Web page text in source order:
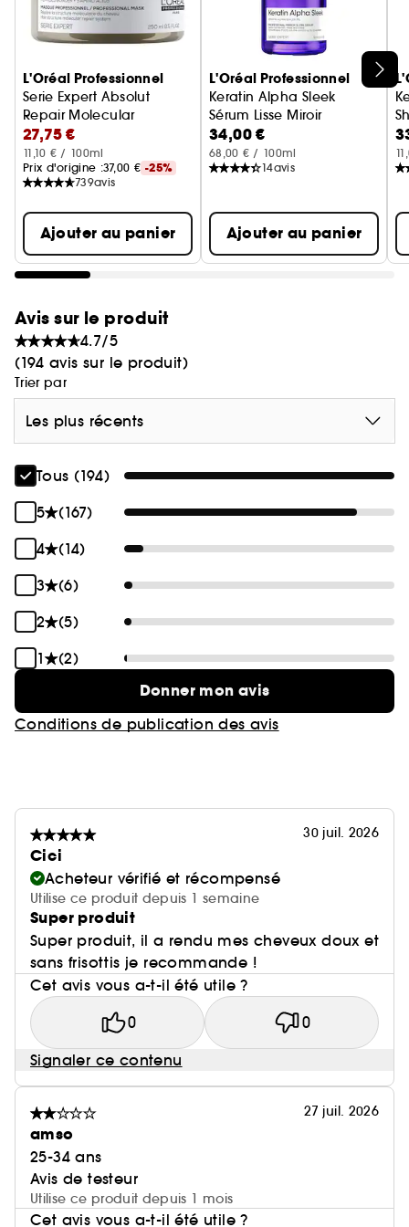
Shampoing + Soin Transformatif + Sérum Keratin
Alpha Sleek.
Ignorer le carrousel produits
L'Oréal Professionnel
Serie Expert Absolut
Repair Molecular
Masque Concentré Professionnel
27,75 €
11,10 € / 100ml
Prix d'origine :37,00 € -25%
739avis
Ajouter au panier
L'Oréal Professionnel
Keratin Alpha Sleek
Sérum Lisse Miroir
34,00 €
68,00 € / 100ml
14avis
Ajouter au panier
Avis sur le produit
4.7/5
(194 avis sur le produit)
Trier par
Les plus récents
Tous (194)
5
(167)
4
(14)
3
(6)
2
(5)
1
(2)
Donner mon avis
Conditions de publication des avis
30 juil. 2026
Cici
Acheteur vérifié et récompensé
Utilise ce produit depuis 1 semaine
Super produit
Super produit, il a rendu mes cheveux doux et
sans frisottis je recommande !
Cet avis vous a-t-il été utile ?
0 0
Signaler ce contenu
27 juil. 2026
amso
25-34 ans
Avis de testeur
Utilise ce produit depuis 1 mois
Cet avis vous a-t-il été utile ?